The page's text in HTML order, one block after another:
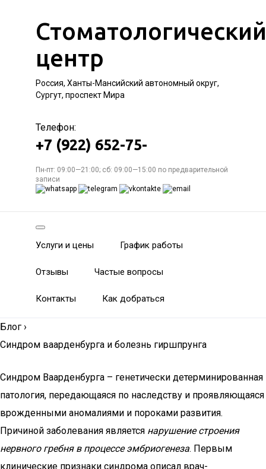
Стоматологический
центр
Россия, Ханты-Мансийский автономный округ,
Сургут, проспект Мира
Телефон:
+7 (922) 652-75-
Пн-пт: 09:00—21:00; сб: 09:00—15:00 по предварительной
записи
Услуги и цены График работы
Отзывы Частые вопросы
Контакты Как добраться
Блог ›
Синдром ваарденбурга и болезнь гиршпрунга
Синдром Ваарденбурга – генетически детерминированная
патология, передающаяся по наследству и проявляющаяся
врожденными аномалиями и пороками развития.
Причиной заболевания является нарушение строения
нервного гребня в процессе эмбриогенеза. Первым
клинические признаки синдрома описал врач-